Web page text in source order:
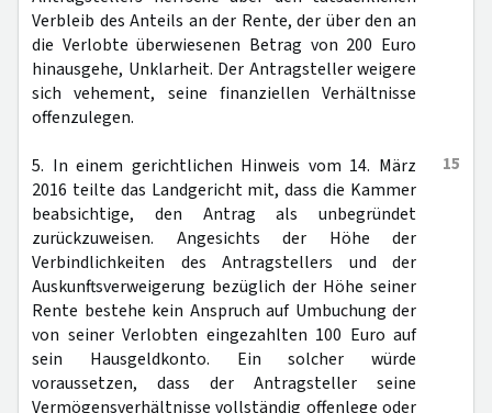
Verbleib des Anteils an der Rente, der über den an
die Verlobte überwiesenen Betrag von 200 Euro
hinausgehe, Unklarheit. Der Antragsteller weigere
sich vehement, seine finanziellen Verhältnisse
offenzulegen.
15
5. In einem gerichtlichen Hinweis vom 14. März
2016 teilte das Landgericht mit, dass die Kammer
beabsichtige, den Antrag als unbegründet
zurückzuweisen. Angesichts der Höhe der
Verbindlichkeiten des Antragstellers und der
Auskunftsverweigerung bezüglich der Höhe seiner
Rente bestehe kein Anspruch auf Umbuchung der
von seiner Verlobten eingezahlten 100 Euro auf
sein Hausgeldkonto. Ein solcher würde
voraussetzen, dass der Antragsteller seine
Vermögensverhältnisse vollständig offenlege oder